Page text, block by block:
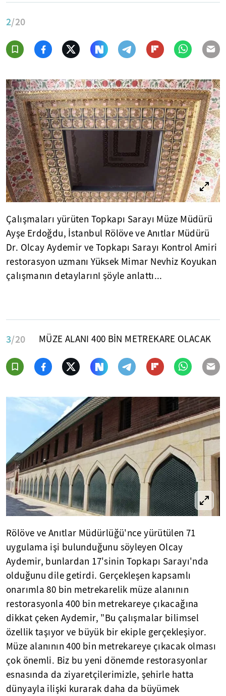
2/20
Çalışmaları yürüten Topkapı Sarayı Müze Müdürü
Ayşe Erdoğdu, İstanbul Rölöve ve Anıtlar Müdürü
Dr. Olcay Aydemir ve Topkapı Sarayı Kontrol Amiri
restorasyon uzmanı Yüksek Mimar Nevhiz Koyukan
çalışmanın detaylarınI şöyle anlattı...
3/20 MÜZE ALANI 400 BİN METREKARE OLACAK
Rölöve ve Anıtlar Müdürlüğü'nce yürütülen 71
uygulama işi bulunduğunu söyleyen Olcay
Aydemir, bunlardan 17'sinin Topkapı Sarayı'nda
olduğunu dile getirdi. Gerçekleşen kapsamlı
onarımla 80 bin metrekarelik müze alanının
restorasyonla 400 bin metrekareye çıkacağına
dikkat çeken Aydemir, "Bu çalışmalar bilimsel
özellik taşıyor ve büyük bir ekiple gerçekleşiyor.
Müze alanının 400 bin metrekareye çıkacak olması
çok önemli. Biz bu yeni dönemde restorasyonlar
esnasında da ziyaretçilerimizle, şehirle hatta
dünyayla ilişki kurarak daha da büyümek